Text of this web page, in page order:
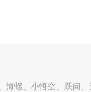
螺、小悟空、跃问